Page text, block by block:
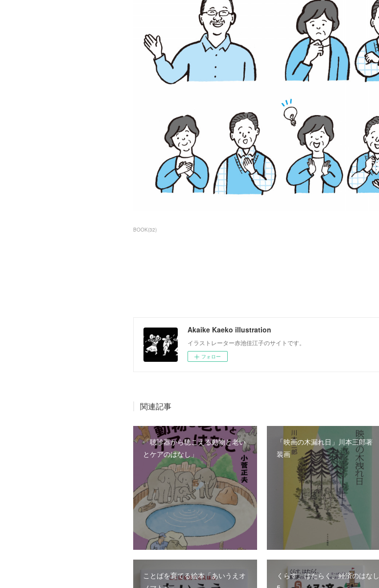
BOOK(32)
Akaike Kaeko illustration
イラストレーター赤池佳江子のサイトです。
フォロー
関連記事
「聴診器から聴こえる動物と老い
とケアのはなし」
「映画の木漏れ日」川本三郎著
装画
ことばを育てる絵本「あいうえオ
くらす、はたらく、経済のはなし